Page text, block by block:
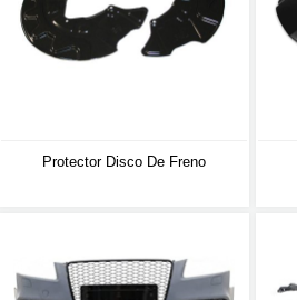
Protector Disco De Freno